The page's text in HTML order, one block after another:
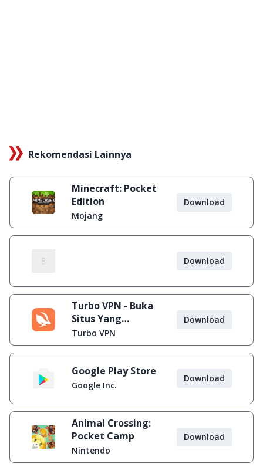
Rekomendasi Lainnya
Minecraft: Pocket
Edition
Mojang
Download
Download
Turbo VPN - Buka
Situs Yang
Diblokir
Turbo VPN
Download
Google Play Store
Google Inc.
Download
Animal Crossing:
Pocket Camp
Nintendo
Download